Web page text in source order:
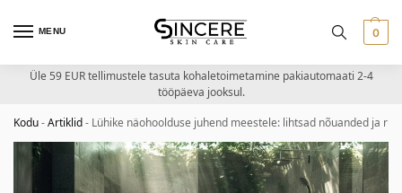
MENU 0
Üle 59 EUR tellimustele tasuta kohaletoimetamine pakiautomaati 2-4
tööpäeva jooksul.
Kodu-Artiklid- Lühike näohoolduse juhend meestele: lihtsad nõuanded ja